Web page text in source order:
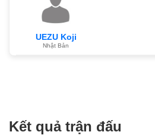
UEZU Koji
Nhật Bản
Kết quả trận đấu